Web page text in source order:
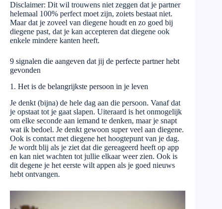
Disclaimer: Dit wil trouwens niet zeggen dat je partner
helemaal 100% perfect moet zijn, zoiets bestaat niet.
Maar dat je zoveel van diegene houdt en zo goed bij
diegene past, dat je kan accepteren dat diegene ook
enkele mindere kanten heeft.
9 signalen die aangeven dat jij de perfecte partner hebt
gevonden
1. Het is de belangrijkste persoon in je leven
Je denkt (bijna) de hele dag aan die persoon. Vanaf dat
je opstaat tot je gaat slapen. Uiteraard is het onmogelijk
om elke seconde aan iemand te denken, maar je snapt
wat ik bedoel. Je denkt gewoon super veel aan diegene.
Ook is contact met diegene het hoogtepunt van je dag.
Je wordt blij als je ziet dat die gereageerd heeft op app
en kan niet wachten tot jullie elkaar weer zien. Ook is
dit degene je het eerste wilt appen als je goed nieuws
hebt ontvangen.